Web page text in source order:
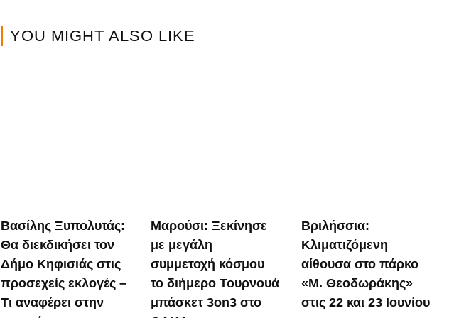
YOU MIGHT ALSO LIKE
Βασίλης Ξυπολυτάς:
Θα διεκδικήσει τον
Δήμο Κηφισιάς στις
προσεχείς εκλογές –
Τι αναφέρει στην
Μαρούσι: Ξεκίνησε
με μεγάλη
συμμετοχή κόσμου
το διήμερο Τουρνουά
μπάσκετ 3on3 στο
Βριλήσσια:
Κλιματιζόμενη
αίθουσα στο πάρκο
«Μ. Θεοδωράκης»
στις 22 και 23 Ιουνίου